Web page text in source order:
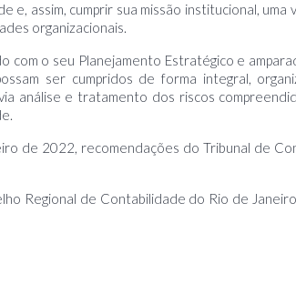
assim, cumprir sua missão institucional, uma
organizacionais.
com o seu Planejamento Estratégico e
ser cumpridos de forma integral,
análise e tratamento dos riscos
de 2022, recomendações do Tribunal de
Regional de Contabilidade do Rio de